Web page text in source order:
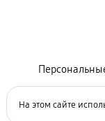
На этом сайте